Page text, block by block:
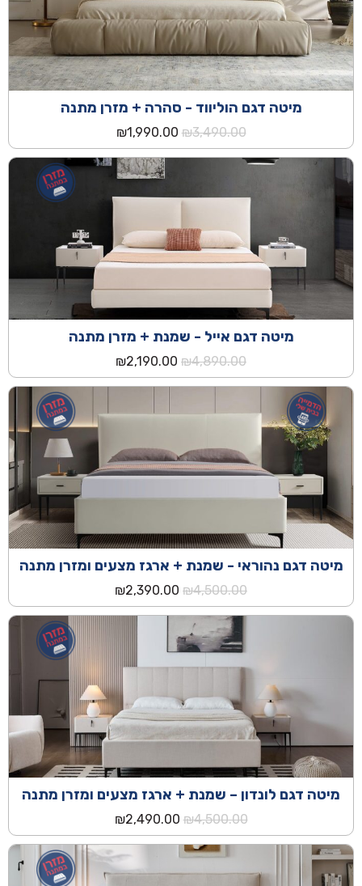
מיטה דגם הוליווד - סהרה + מזרן מתנה
₪3,490.00
המחיר
המקורי
היה:
₪3,490.00.
₪1,990.00
הנוכחי
הוא:
₪1,990.00.
מיטה דגם אייל - שמנת + מזרן מתנה
₪4,890.00
המחיר
המקורי
היה:
₪2,190.00
הנוכחי
הוא:
₪2,190.00.
מיטה דגם נהוראי - שמנת + ארגז מצעים ומזרן מתנה
₪4,500.00
המחיר
המקורי
היה:
₪4,500.00.
₪2,390.00
הנוכחי
הוא:
₪2,390.00.
מיטה דגם לונדון – שמנת + ארגז מצעים ומזרן מתנה
₪4,500.00
המחיר
המקורי
היה:
₪2,490.00
הנוכחי
הוא:
₪2,490.00.